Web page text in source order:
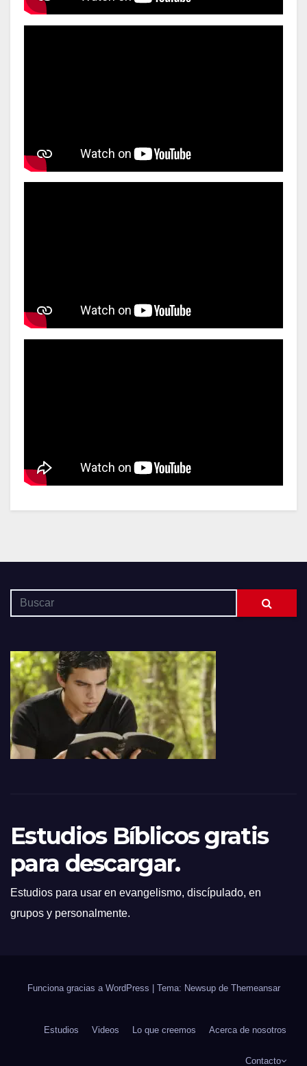
Estudios Bíblicos gratis
para descargar.
Estudios para usar en evangelismo, discípulado, en
grupos y personalmente.
Funciona gracias a WordPress | Tema: Newsup de Themeansar
Estudios Videos Lo que creemos Acerca de nosotros
Contacto